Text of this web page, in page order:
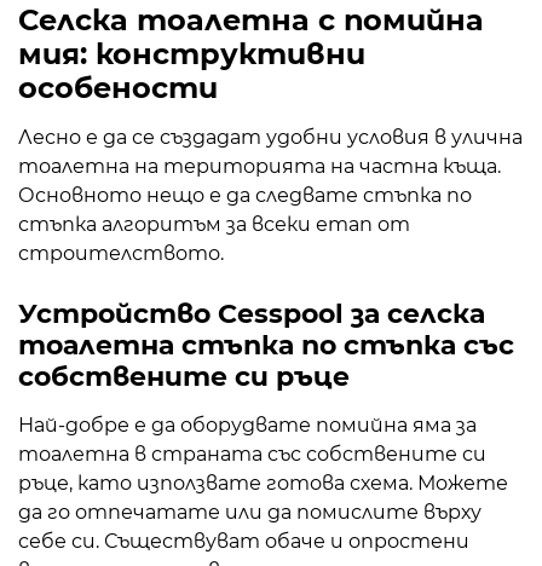
Селска тоалетна с помийна
мия: конструктивни
особености
Лесно е да се създадат удобни условия в улична
тоалетна на територията на частна къща.
Основното нещо е да следвате стъпка по
стъпка алгоритъм за всеки етап от
строителството.
Устройство Cesspool за селска
тоалетна стъпка по стъпка със
собствените си ръце
Най-добре е да оборудвате помийна яма за
тоалетна в страната със собствените си
ръце, като използвате готова схема. Можете
да го отпечатате или да помислите върху
себе си. Съществуват обаче и опростени